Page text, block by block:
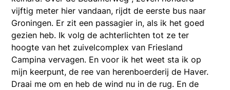
vijftig meter hier vandaan, rijdt de eerste bus naar
Groningen. Er zit een passagier in, als ik het goed
gezien heb. Ik volg de achterlichten tot ze ter
hoogte van het zuivelcomplex van Friesland
Campina vervagen. En voor ik het weet sta ik op
mijn keerpunt, de ree van herenboerderij de Haver.
Draai me om en heb de wind nu in de rug. En de